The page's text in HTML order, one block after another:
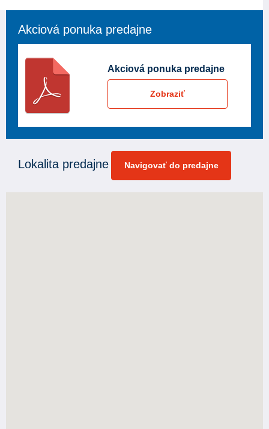
Akciová ponuka predajne
Akciová ponuka predajne
Zobraziť
Lokalita predajne Navigovať do predajne